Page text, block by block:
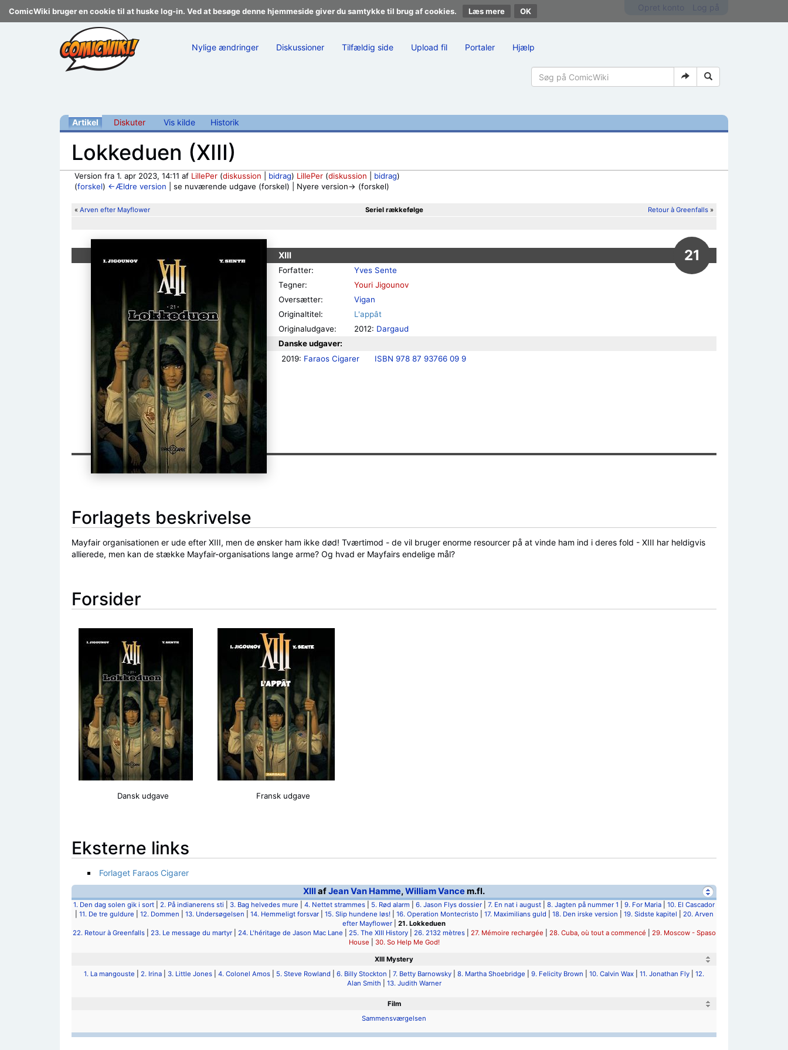
ComicWiki bruger en cookie til at huske log-in. Ved at besøge denne hjemmeside giver du samtykke til brug af cookies. Læs mere
Nylige ændringer Diskussioner Tilfældig side Upload fil Portaler Hjælp
Artikel Diskuter Vis kilde Historik
Lokkeduen (XIII)
Version fra 1. apr 2023, 14:11 af LillePer (diskussion bidrag) LillePer (diskussion bidrag)
(forskel) ←Ældre version | se nuværende udgave (forskel) | Nyere version→ (forskel)
« Arven efter Mayflower Seriel rækkefølge Retour à Greenfalls »
XIII 21
Forfatter:
Yves Sente
Tegner:
Youri Jigounov
Oversætter:
Vigan
Originaltitel:
L'appât
Originaludgave:
2012: Dargaud
Danske udgaver:
2019: Faraos Cigarer ISBN 978 87 93766 09 9
Forlagets beskrivelse
Mayfair organisationen er ude efter XIII, men de ønsker ham ikke død! Tværtimod - de vil bruger enorme resourcer på at vinde ham ind i deres fold - XIII har heldigvis
allierede, men kan de stække Mayfair-organisations lange arme? Og hvad er Mayfairs endelige mål?
Forsider
Dansk udgave Fransk udgave
Eksterne links
Forlaget Faraos Cigarer
XIIIafJean Van Hamme,William Vance m.fl.
1. Den dag solen gik i sort 2. På indianerens sti 3. Bag helvedes mure 4. Nettet strammes 5. Rød alarm 6. Jason Flys dossier 7. En nat i august 8. Jagten på nummer 1 9. For Maria
10. El Cascador
11. De tre guldure 12. Dommen 13. Undersøgelsen 14. Hemmeligt forsvar| 15. Slip hundene løs!| 16. Operation Montecristo| 17. Maximilians guld 18. Den irske version 19. Sidste kapitel
20. Arven
efter Mayflower
21. Lokkeduen
22. Retour à Greenfalls| 23. Le message du martyr| 24. L'héritage de Jason Mac Lane 25. The XIII History| 26. 2132 mètres| 27. Mémoire rechargée 28. Cuba, où tout a commencé
29. Moscow - Spaso
House
30. So Help Me God!
XIII Mystery
1. La mangouste
2. Irina 3. Little Jones 4. Colonel Amos 5. Steve Rowland 6. Billy Stockton 7. Betty Barnowsky 8. Martha Shoebridge 9. Felicity Brown 10. Calvin Wax 11. Jonathan Fly
12.
Alan Smith
13. Judith Warner
Film
Sammensværgelsen